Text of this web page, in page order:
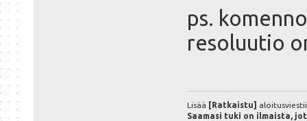
ps.
resoluutio
Lisää [Ratkaistu]
Saamasi tuki on ilmaista,